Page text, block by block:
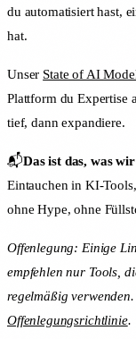
du automatisiert hast,
hat.
Unser State of AI
Plattform du Expertise
tief, dann expandiere.
📬Das ist das, was
Eintauchen in KI-
ohne Hype, ohne
Offenlegung: Einige
empfehlen nur Tools,
regelmäßig verwenden.
Offenlegungsrichtlinie.